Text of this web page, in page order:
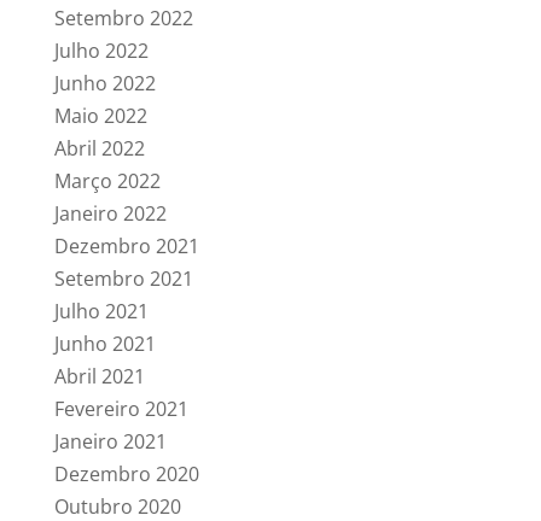
Setembro 2022
Julho 2022
Junho 2022
Maio 2022
Abril 2022
Março 2022
Janeiro 2022
Dezembro 2021
Setembro 2021
Julho 2021
Junho 2021
Abril 2021
Fevereiro 2021
Janeiro 2021
Dezembro 2020
Outubro 2020